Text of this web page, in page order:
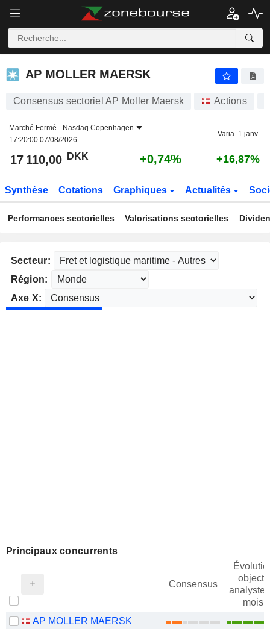
AP MOLLER MAERSK
AP MOLLER MAERSK
Consensus sectoriel AP Moller Maersk Actions
Marché Fermé - Nasdaq Copenhagen
17:20:00 07/08/2026
Varia. 1 janv.
17 110,00 DKK +0,74% +16,87%
Synthèse Cotations Graphiques Actualités
Performances sectorielles Valorisations sectorielles
Secteur:
Région:
Axe X:
Principaux concurrents
Consensus
objectif
mois
AP MOLLER MAERSK